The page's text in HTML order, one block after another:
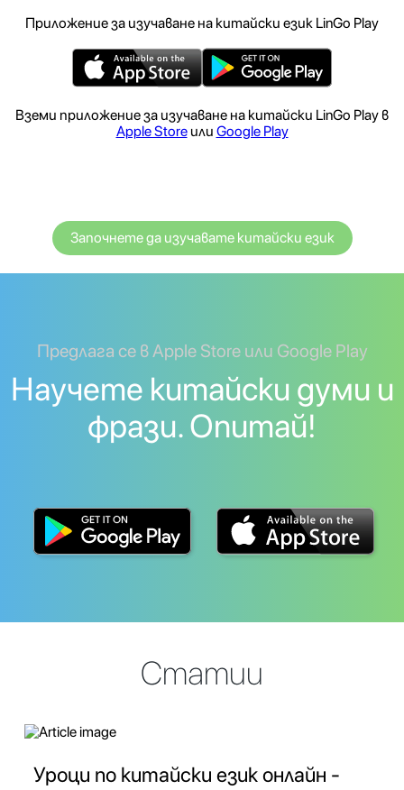
Приложение за изучаване на китайски език LinGo Play
Вземи приложение за изучаване на китайски LinGo Play в
Apple Storeили Google Play
Започнете да изучавате китайски език
Предлага се в Apple Store или Google Play
Научете китайски думи и
фрази. Опитай!
Статии
Уроци по китайски език онлайн -